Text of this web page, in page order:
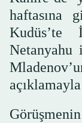
haftasına
Kudüs’te
Netanyahu